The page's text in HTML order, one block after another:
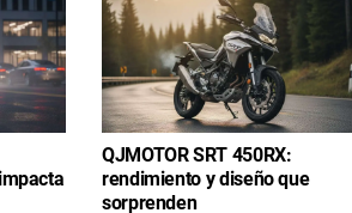
QJMOTOR SRT 450RX:
rendimiento y diseño que
sorprenden